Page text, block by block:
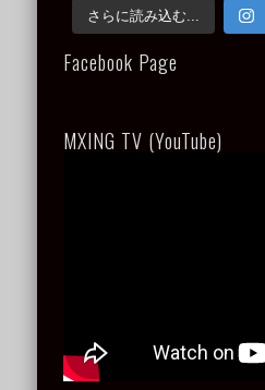
さらに読み込む...
Facebook Page
MXING TV (YouTube)